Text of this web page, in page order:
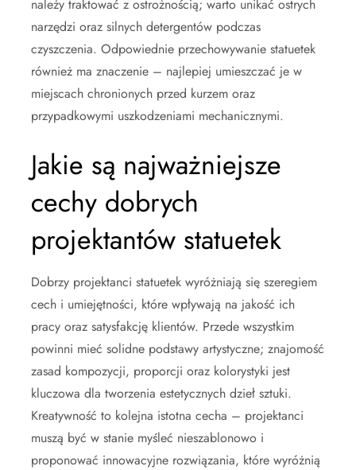
należy traktować z ostrożnością; warto unikać ostrych
narzędzi oraz silnych detergentów podczas
czyszczenia. Odpowiednie przechowywanie statuetek
również ma znaczenie – najlepiej umieszczać je w
miejscach chronionych przed kurzem oraz
przypadkowymi uszkodzeniami mechanicznymi.
Jakie są najważniejsze
cechy dobrych
projektantów statuetek
Dobrzy projektanci statuetek wyróżniają się szeregiem
cech i umiejętności, które wpływają na jakość ich
pracy oraz satysfakcję klientów. Przede wszystkim
powinni mieć solidne podstawy artystyczne; znajomość
zasad kompozycji, proporcji oraz kolorystyki jest
kluczowa dla tworzenia estetycznych dzieł sztuki.
Kreatywność to kolejna istotna cecha – projektanci
muszą być w stanie myśleć nieszablonowo i
proponować innowacyjne rozwiązania, które wyróżnią